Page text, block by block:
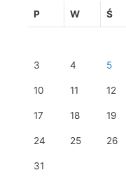
P W Ś
3 4 5
10 11 12
17 18 19
24 25 26
31